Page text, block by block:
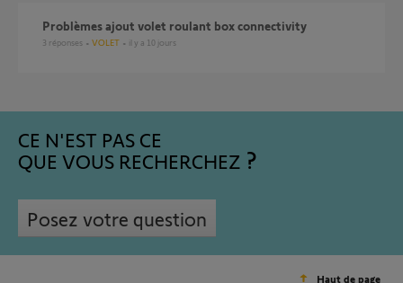
Problèmes ajout volet roulant box connectivity
3 réponses VOLET il y a 10 jours
CE N'EST PAS CE
QUE VOUS RECHERCHEZ
Posez votre question
Haut de page